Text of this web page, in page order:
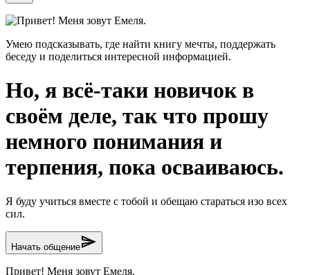
Привет! Меня зовут Емеля.
Умею подсказывать, где найти книгу мечты, поддержать
беседу и поделиться интересной информацией.
Но, я всё-таки новичок в
своём деле, так что прошу
немного понимания и
терпения, пока осваиваюсь.
Я буду учиться вместе с тобой и обещаю стараться изо всех
сил.
Начать общениеsend
Привет! Меня зовут Емеля.